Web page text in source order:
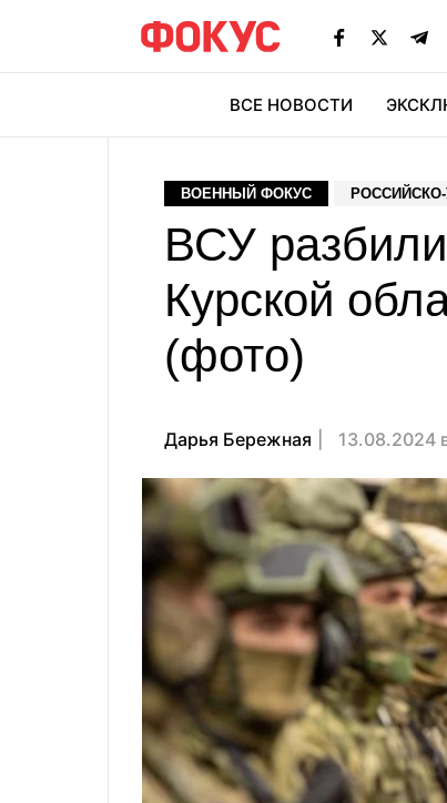
ВСЕ НОВОСТИ
ВОЕННЫЙ ФОКУС
ВСУ
Курской
(фото)
Дарья Бережная 13.08.2024